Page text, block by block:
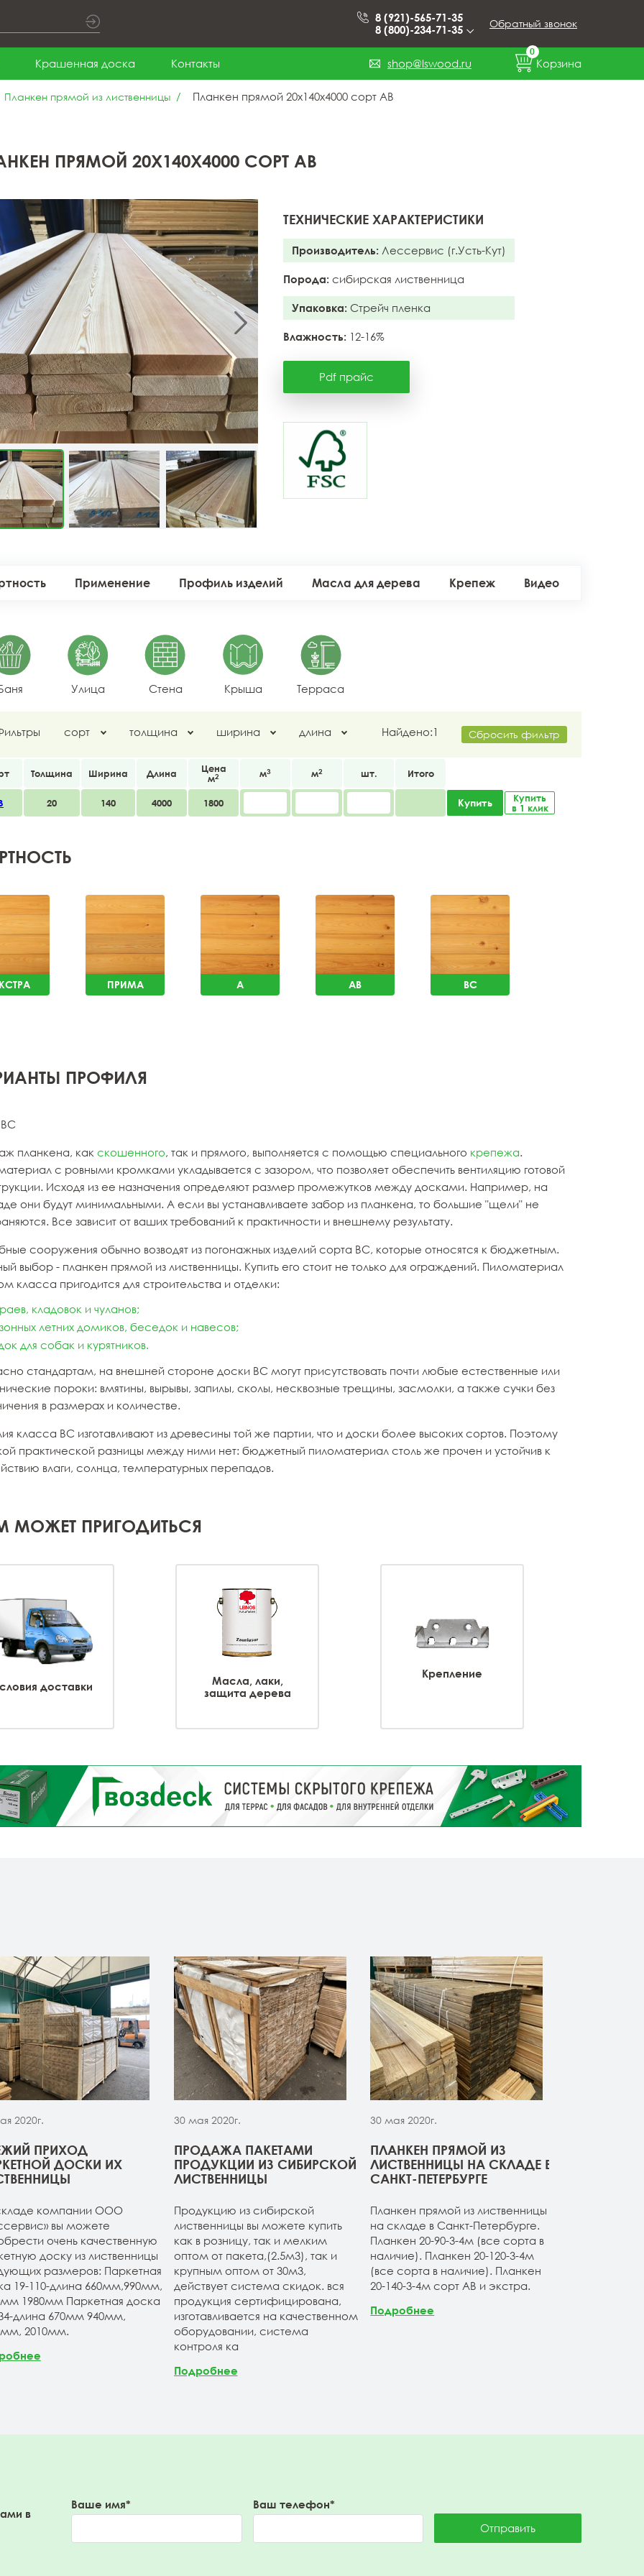
8 (921)-565-71-35
8 (800)-234-71-35
Обратный звонок
Крашенная доска Контакты shop@lswood.ru
0
Корзина
Планкен прямой из лиственницы Планкен прямой 20x140x4000 сорт АВ
ПРЯМОЙ 20X140X4000 СОРТ АВ
ТЕХНИЧЕСКИЕ ХАРАКТЕРИСТИКИ
Производитель: Лессервис (г.Усть-Кут)
Порода: сибирская лиственница
Упаковка: Стрейч пленка
Влажность: 12-16%
Pdf прайс
Применение Профиль изделий Масла для дерева Крепеж Видео
Улица Стена Крыша Терраса
сорт толщина ширина длина Найдено:1 Сбросить фильтр
Толщина Ширина Длина
Цена
м2 м3 м2 шт. Итого
20 140 4000 1800 Купить
Купить
в 1 клик
ПРИМА A AB BC
ПРОФИЛЯ
планкена, как скошенного, так и прямого, выполняется с помощью специального крепежа.
с ровными кромками укладывается с зазором, что позволяет обеспечить вентиляцию готовой
Исходя из ее назначения определяют размер промежутков между досками. Например, на
они будут минимальными. А если вы устанавливаете забор из планкена, то большие "щели" не
Все зависит от ваших требований к практичности и внешнему результату.
сооружения обычно возводят из погонажных изделий сорта ВС, которые относятся к бюджетным.
выбор - планкен прямой из лиственницы. Купить его стоит не только для ограждений. Пиломатериал
класса пригодится для строительства и отделки:
кладовок и чуланов;
летних домиков, беседок и навесов;
для собак и курятников.
стандартам, на внешней стороне доски ВС могут присутствовать почти любые естественные или
пороки: вмятины, вырывы, запилы, сколы, несквозные трещины, засмолки, а также сучки без
в размерах и количестве.
класса ВС изготавливают из древесины той же партии, что и доски более высоких сортов. Поэтому
практической разницы между ними нет: бюджетный пиломатериал столь же прочен и устойчив к
влаги, солнца, температурных перепадов.
МОЖЕТ ПРИГОДИТЬСЯ
доставки
Масла, лаки,
защита дерева
Крепление
2020г.
ПРИХОД
ДОСКИ ИХ
компании ООО
вы можете
очень качественную
доску из лиственницы
размеров: Паркетная
19-110-длина 660мм,990мм,
1980мм Паркетная доска
длина 670мм 940мм,
2010мм.
30 мая 2020г.
ПРОДАЖА ПАКЕТАМИ
ПРОДУКЦИИ ИЗ СИБИРСКОЙ
ЛИСТВЕННИЦЫ
Продукцию из сибирской
лиственницы вы можете купить
как в розницу, так и мелким
оптом от пакета,(2.5м3), так и
крупным оптом от 30м3,
действует система скидок. вся
продукция сертифицирована,
изготавливается на качественном
оборудовании, система
контроля ка
Подробнее
30 мая 2020г.
ПЛАНКЕН ПРЯМОЙ ИЗ
ЛИСТВЕННИЦЫ НА СКЛАДЕ В
САНКТ-ПЕТЕРБУРГЕ
Планкен прямой из лиственницы
на складе в Санкт-Петербурге.
Планкен 20-90-3-4м (все сорта в
наличие). Планкен 20-120-3-4м
(все сорта в наличие). Планкен
20-140-3-4м сорт АВ и экстра.
Подробнее
в
Ваше имя*
Ваш телефон*
Отправить